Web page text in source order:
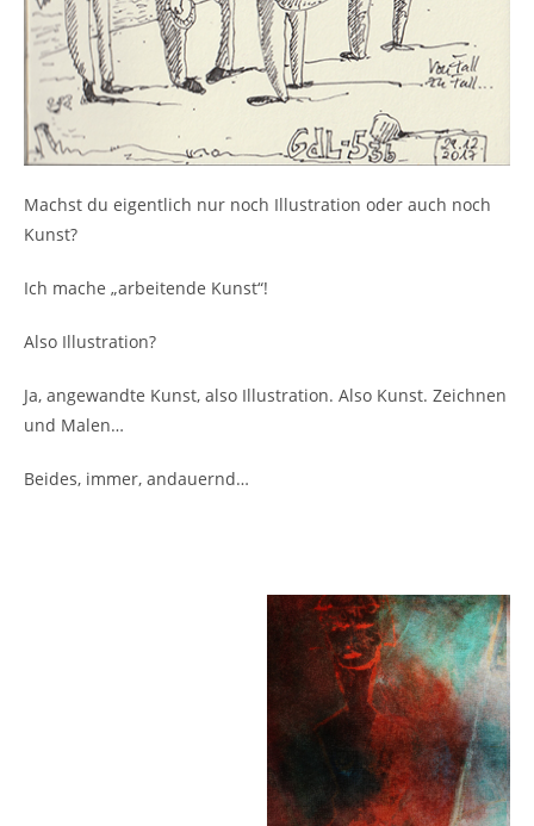
Machst du eigentlich nur noch Illustration oder auch noch
Kunst?
Ich mache „arbeitende Kunst“!
Also Illustration?
Ja, angewandte Kunst, also Illustration. Also Kunst. Zeichnen
und Malen…
Beides, immer, andauernd…